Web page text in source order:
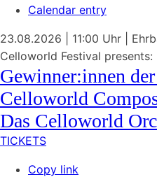
Calendar entry
23.08.2026 | 11:00 Uhr
Celloworld Festival presents:
Gewinner:innen
Celloworld
Das Celloworld
TICKETS
Copy link